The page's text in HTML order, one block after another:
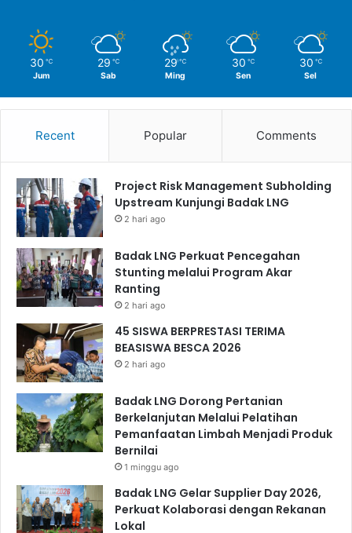
30 ℃
Jum
29 ℃
Sab
29 ℃
Ming
30 ℃
Sen
30 ℃
Sel
Recent Popular Comments
Project Risk Management Subholding
Upstream Kunjungi Badak LNG
2 hari ago
Badak LNG Perkuat Pencegahan
Stunting melalui Program Akar
Ranting
2 hari ago
45 SISWA BERPRESTASI TERIMA
BEASISWA BESCA 2026
2 hari ago
Badak LNG Dorong Pertanian
Berkelanjutan Melalui Pelatihan
Pemanfaatan Limbah Menjadi Produk
Bernilai
1 minggu ago
Badak LNG Gelar Supplier Day 2026,
Perkuat Kolaborasi dengan Rekanan
Lokal